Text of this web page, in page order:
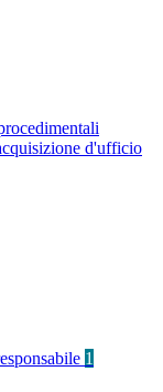
d'ufficio
1